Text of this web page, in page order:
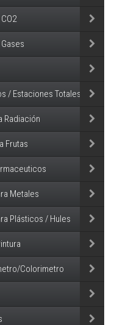
/ Estaciones Totales
Radiación
Frutas
Metales
Plásticos / Hules
Colorimetro